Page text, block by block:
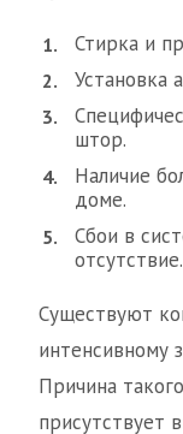
Стирка и
Установка
штор.
Наличие
доме.
Сбои в
отсутствие.
Существуют
интенсивному
Причина
присутствует